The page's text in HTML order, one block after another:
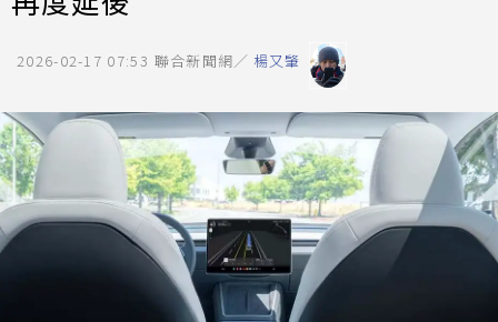
2026-02-17 07:53 聯合新聞網／ 楊又肇